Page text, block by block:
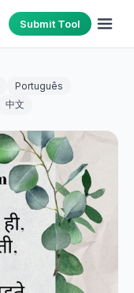
Submit Tool
Português
中文